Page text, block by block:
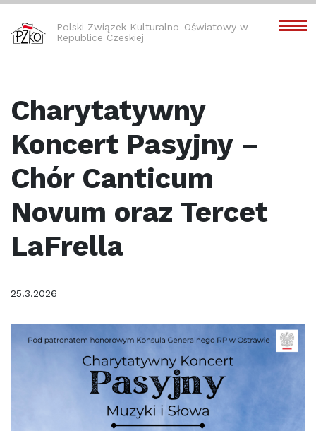
Polski Związek Kulturalno-Oświatowy w
Republice Czeskiej
Charytatywny
Koncert Pasyjny –
Chór Canticum
Novum oraz Tercet
LaFrella
25.3.2026